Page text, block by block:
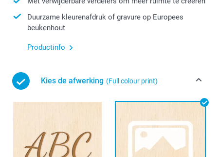
Duurzame kleurenafdruk of gravure op Europees
beukenhout
Productinfo
Kies de afwerking (Full colour print)